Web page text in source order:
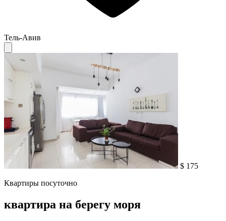
Тель-Авив
$ 175
Квартиры посуточно
квартира на берегу моря